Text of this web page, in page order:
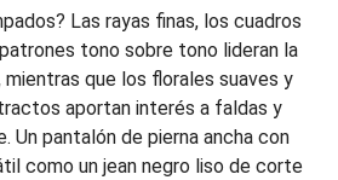
Las rayas finas, los cuadros
tono sobre tono lideran la
que los florales suaves y
aportan interés a faldas y
Un pantalón de pierna ancha con
como un jean negro liso de corte